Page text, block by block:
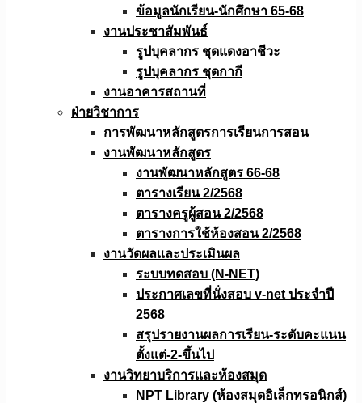
ข้อมูลนักเรียน-นักศึกษา 65-68
งานประชาสัมพันธ์
รูปบุคลากร ชุดแดงอาชีวะ
รูปบุคลากร ชุดกากี
งานอาคารสถานที่
ฝ่ายวิชาการ
การพัฒนาหลักสูตรการเรียนการสอน
งานพัฒนาหลักสูตร
งานพัฒนาหลักสูตร 66-68
ตารางเรียน 2/2568
ตารางครูผู้สอน 2/2568
ตารางการใช้ห้องสอน 2/2568
งานวัดผลเเละประเมินผล
ระบบทดสอบ (N-NET)
ประกาศเลขที่นั่งสอบ v-net ประจำปี
2568
สรุปรายงานผลการเรียน-ระดับคะแนน
ตั้งแต่-2-ขึ้นไป
งานวิทยาบริการเเละห้องสมุด
NPT Library (ห้องสมุดอิเล็กทรอนิกส์)